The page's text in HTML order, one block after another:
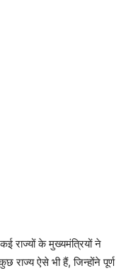
राज्यों के मुख्यमंत्रियों ने
राज्य ऐसे भी हैं, जिन्होंने पूर्ण